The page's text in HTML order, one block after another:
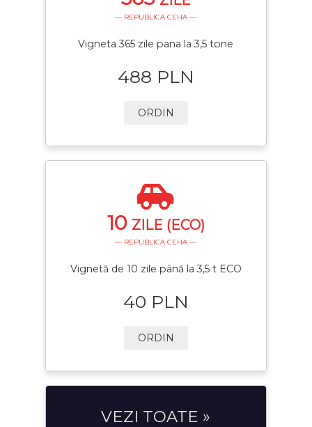
— REPUBLICA CEHA —
Vigneta 365 zile pana la 3,5 tone
488 PLN
ORDIN
10 ZILE (ECO)
— REPUBLICA CEHA —
Vignetă de 10 zile până la 3,5 t ECO
40 PLN
ORDIN
VEZI TOATE »